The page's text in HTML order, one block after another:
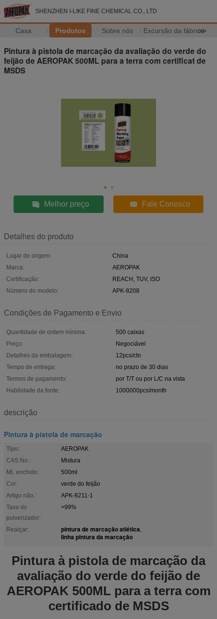
SHENZHEN I-LIKE FINE CHEMICAL CO., LTD
Casa Produtos Sobre nós Excursão da fábrica
>>
Pintura à pistola de marcação da avaliação do verde do
feijão de AEROPAK 500ML para a terra com certificat de
MSDS
Melhor preço Fale Conosco
Detalhes do produto
Lugar de origem:
China
Marca:
AEROPAK
Certificação:
REACH, TUV, ISO
Número do modelo:
APK-8208
Condições de Pagamento e Envio
Quantidade de ordem mínima:
500 caixas
Preço:
Negociável
Detalhes da embalagem:
12pcs/ctn
Tempo de entrega:
no prazo de 30 dias
Termos de pagamento:
por T/T ou por L/C na vista
Habilidade da fonte:
1000000pcs/month
descrição
Pintura à pistola de marcação
Tipo:
AEROPAK
CAS No.:
Mistura
ML enchido:
500ml
Cor:
verde do feijão
Artigo não.:
APK-8211-1
Taxa do
pulverizador:
>99%
Realçar: pintura de marcação atlética,
linha pintura da marcação
Pintura à pistola de marcação da
avaliação do verde do feijão de
AEROPAK 500ML para a terra com
certificado de MSDS